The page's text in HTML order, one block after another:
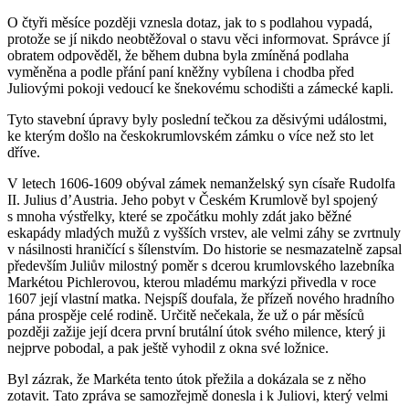
O čtyři měsíce později vznesla dotaz, jak to s podlahou vypadá,
protože se jí nikdo neobtěžoval o stavu věci informovat. Správce jí
obratem odpověděl, že během dubna byla zmíněná podlaha
vyměněna a podle přání paní kněžny vybílena i chodba před
Juliovými pokoji vedoucí ke šnekovému schodišti a zámecké kapli.
Tyto stavební úpravy byly poslední tečkou za děsivými událostmi,
ke kterým došlo na českokrumlovském zámku o více než sto let
dříve.
V letech 1606-1609 obýval zámek nemanželský syn císaře Rudolfa
II. Julius d’Austria. Jeho pobyt v Českém Krumlově byl spojený
s mnoha výstřelky, které se zpočátku mohly zdát jako běžné
eskapády mladých mužů z vyšších vrstev, ale velmi záhy se zvrtnuly
v násilnosti hraničící s šílenstvím. Do historie se nesmazatelně zapsal
především Juliův milostný poměr s dcerou krumlovského lazebníka
Markétou Pichlerovou, kterou mladému markýzi přivedla v roce
1607 její vlastní matka. Nejspíš doufala, že přízeň nového hradního
pána prospěje celé rodině. Určitě nečekala, že už o pár měsíců
později zažije její dcera první brutální útok svého milence, který ji
nejprve pobodal, a pak ještě vyhodil z okna své ložnice.
Byl zázrak, že Markéta tento útok přežila a dokázala se z něho
zotavit. Tato zpráva se samozřejmě donesla i k Juliovi, který velmi